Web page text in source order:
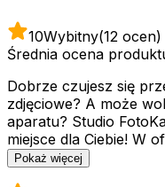
10Wybitny(12 ocen)
Średnia ocena
Dobrze czujesz się
zdjęciowe? A może
aparatu? Studio
miejsce dla Ciebie! W
Pokaż więcej